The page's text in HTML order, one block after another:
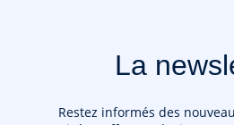
La
Restez informés des